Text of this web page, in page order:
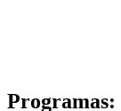
Programas: